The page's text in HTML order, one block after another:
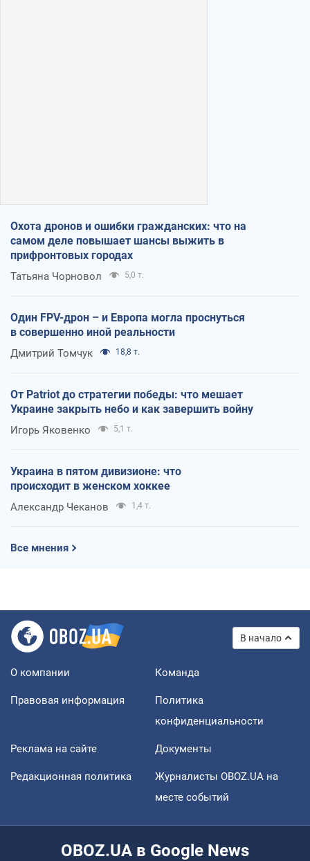
Охота дронов и ошибки гражданских: что на
самом деле повышает шансы выжить в
прифронтовых городах
Татьяна Чорновол 5,0 т.
Один FPV-дрон – и Европа могла проснуться
в совершенно иной реальности
Дмитрий Томчук 18,8 т.
От Patriot до стратегии победы: что мешает
Украине закрыть небо и как завершить войну
Игорь Яковенко 5,1 т.
Украина в пятом дивизионе: что
происходит в женском хоккее
Александр Чеканов 1,4 т.
Все мнения
В начало
О компании Команда
Правовая информация
Политика
конфиденциальности
Реклама на сайте Документы
Редакционная политика
Журналисты OBOZ.UA на
месте событий
OBOZ.UA в Google News